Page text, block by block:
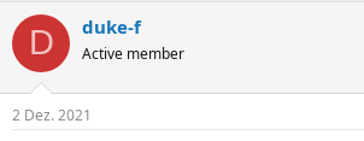
k
i
e
D duke-f
Active member
2 Dez. 2021